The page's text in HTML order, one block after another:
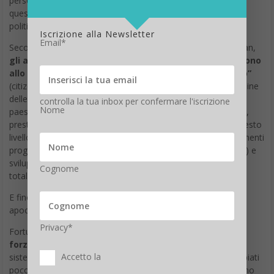
questi termini corrisponde ad un’attuale minaccia alla libertà
politica.
Secondo un recente articolo pubblicato su Scientific American,
gli algoritmi di apprendimento approfondito consentono
allo Stato di sviluppare il proprio “punteggio cittadino”
(citizen score) e per fare ciò vengono utilizzate le attività online
delle persone per determinare se siano fedeli e conformi al
paese, e conseguentemente per far ottenere posti di lavoro,
prestiti o i visti necessari per recarsi in altri paesi. Unite a questo
livello di monitoraggio le spinte tecnologiche (come gli strumenti
progettati per alterare le opinioni e le risposte delle persone) e
svilupperete un sistema che tende ad avere il controllo più
totale.
E fino ad ora vi abbiamo parlato degli aspetti negativi e
apocalittici dei Big Data.
Fortunatamente le tecnologie possono rivelarsi anche
forza dirompente per un cambiamento in positivo.
sistemi politici, in particolare nei paesi anglofoni, sono cambiati
poco da quando i mezzi di consegna delle informazioni hanno
Iscrizione alla Newsletter
Email*
controlla la tua inbox per confermare l'iscrizione
Nome
Cognome
Privacy*
Accetto la